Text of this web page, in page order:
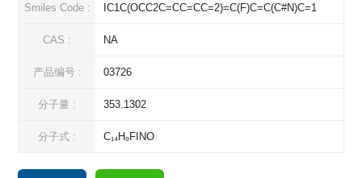
Smiles Code : IC1C(OCC2C=CC=CC=2)=C(F)C=C(C#N)C=1
CAS : NA
产品编号 : 03726
分子量 : 353.1302
分子式 : C₁₄H₉FINO